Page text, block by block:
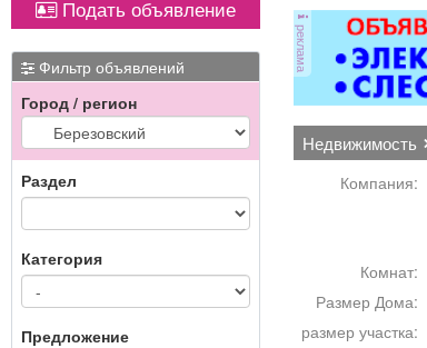
ОХРАННИКИ 5 разряда,
з/п от 33000 руб. 6
разряда, з/п от 37000
руб. официальное
трудоустройство
полный соц. пакет ООО
ЧОП «Интерлок-Н»
магнитол,
электроусилителей
руля,
многофункциональных
дисплеев, и многого
другого. Быстро,
качественно, недорого!
ремонта определяется
Подать объявление
Фильтр объявлений
Город / регион
Раздел
Категория
Предложение
реклама
недвижимость
Компания:
Комнат:
Размер Дома:
размер участка: